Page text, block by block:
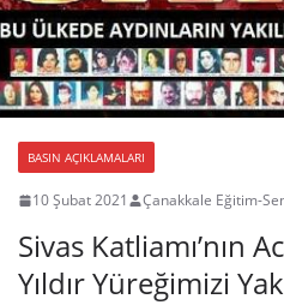
BASIN AÇIKLAMALARI
10 Şubat 2021 Çanakkale Eğitim-
Sivas Katliamı’nın
Yıldır Yüreğimizi